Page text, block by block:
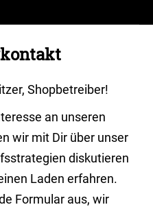
Shopbetreiber!
an unseren
wir mit Dir über unser
diskutieren
Laden erfahren.
Formular aus, wir